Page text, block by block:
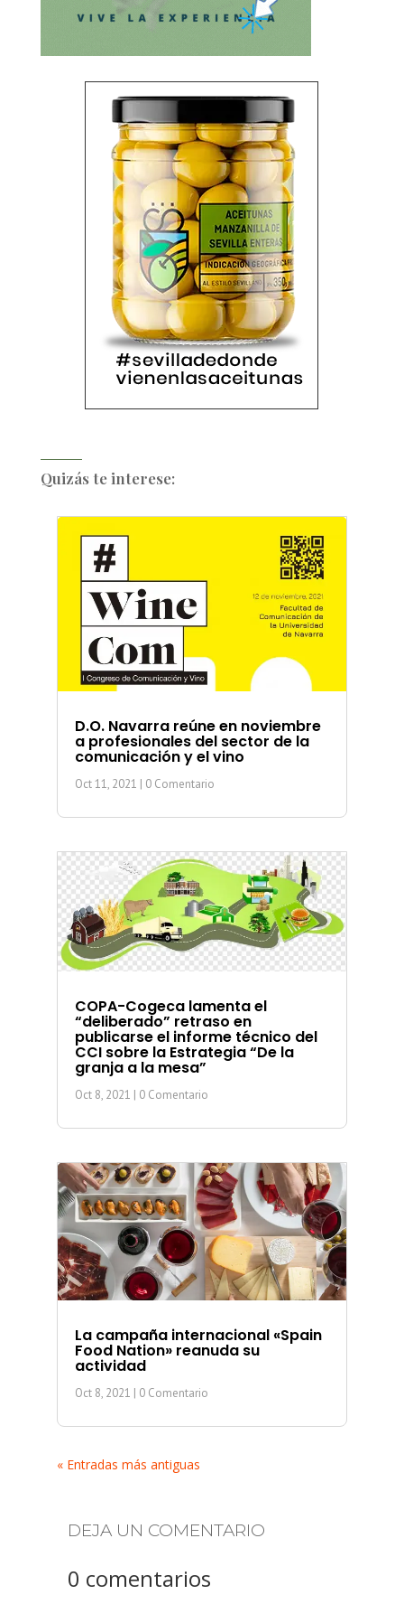
Quizás te interese:
D.O. Navarra reúne en noviembre
a profesionales del sector de la
comunicación y el vino
Oct 11, 2021 | 0 Comentario
COPA-Cogeca lamenta el
“deliberado” retraso en
publicarse el informe técnico del
CCI sobre la Estrategia “De la
granja a la mesa”
Oct 8, 2021 | 0 Comentario
La campaña internacional «Spain
Food Nation» reanuda su
actividad
Oct 8, 2021 | 0 Comentario
« Entradas más antiguas
DEJA UN COMENTARIO
0 comentarios